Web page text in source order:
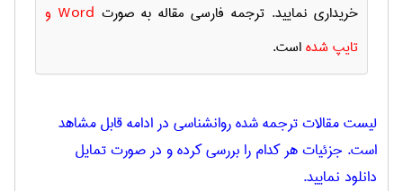
خریداری نمایید. ترجمه فارسی مقاله به صورت
Word و
تایپ شدهاست.
لیست مقالات ترجمه شده روانشناسی در ادامه قابل مشاهد
است. جزئیات هر کدام را بررسی کرده و در صورت تمایل
دانلود نمایید.